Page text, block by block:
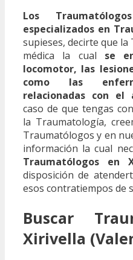
Los
especializados en
supieses, decirte que
médica la cual se
locomotor, las
como las
relacionadas con el
caso de que tengas
la Traumatología,
Traumatólogos y en
información la cual
Traumatólogos en
disposición de
esos contratiempos de
Buscar
Xirivella